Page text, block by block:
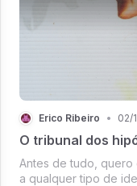
Érico Ribeiro • 02/
O tribunal dos
Antes de tudo, quero
a qualquer tipo de